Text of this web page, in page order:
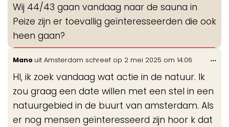
Wij 44/43 gaan vandaag naar de sauna in
Peize zijn er toevallig geïnteresseerden die ook
heen gaan?
Mano uit Amsterdam schreef op 2 mei 2025 om 14:06
HI, ik zoek vandaag wat actie in de natuur. Ik
zou graag een date willen met een stel in een
natuurgebied in de buurt van amsterdam. Als
er nog mensen geïnteresseerd zijn hoor k dat
...